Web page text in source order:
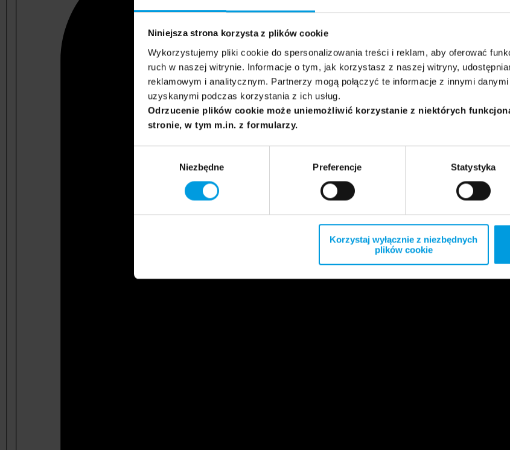
Niniejsza strona korzysta z plików cookie
Wykorzystujemy pliki cookie do spersonalizowania treści i reklam, aby oferować
ruch w naszej witrynie. Informacje o tym, jak korzystasz z naszej witryny,
reklamowym i analitycznym. Partnerzy mogą połączyć te informacje z innymi
uzyskanymi podczas korzystania z ich usług.
Odrzucenie plików cookie może uniemożliwić korzystanie z niektórych
stronie, w tym m.in. z formularzy.
Niezbędne Preferencje Statystyka
Korzystaj wyłącznie z niezbędnych
plików cookie